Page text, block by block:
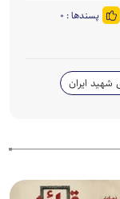
پسندها : ۰
شهید ایران